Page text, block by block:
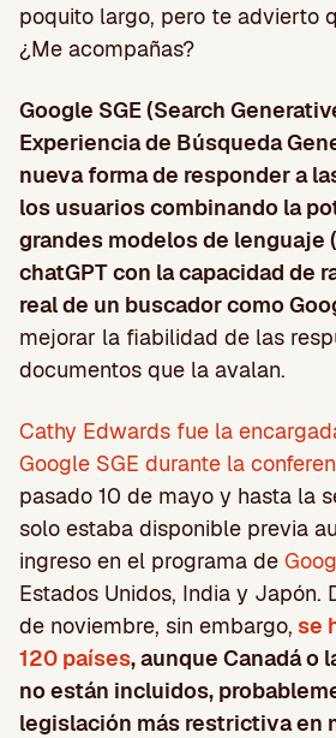
poquito largo, pero te advierto
¿Me acompañas?
Google SGE (Search
Experiencia de Búsqueda
nueva forma de responder a
los usuarios combinando la
grandes modelos de lenguaje
chatGPT con la capacidad de
real de un buscador como
mejorar la fiabilidad de las
documentos que la avalan.
Cathy Edwards fue la
Google SGE durante la
pasado 10 de mayo y hasta la
solo estaba disponible previa
ingreso en el programa de
Estados Unidos, India y Japón.
de noviembre, sin embargo, se
120 países, aunque Canadá o
no están incluidos,
legislación más restrictiva en